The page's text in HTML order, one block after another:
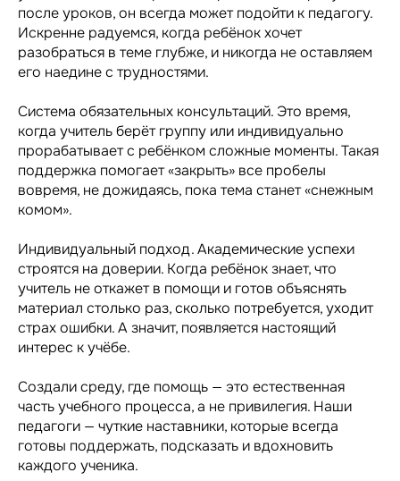
после уроков, он всегда может подойти к педагогу.
Искренне радуемся, когда ребёнок хочет
разобраться в теме глубже, и никогда не оставляем
его наедине с трудностями.
Система обязательных консультаций. Это время,
когда учитель берёт группу или индивидуально
прорабатывает с ребёнком сложные моменты. Такая
поддержка помогает «закрыть» все пробелы
вовремя, не дожидаясь, пока тема станет «снежным
комом».
Индивидуальный подход. Академические успехи
строятся на доверии. Когда ребёнок знает, что
учитель не откажет в помощи и готов объяснять
материал столько раз, сколько потребуется, уходит
страх ошибки. А значит, появляется настоящий
интерес к учёбе.
Создали среду, где помощь — это естественная
часть учебного процесса, а не привилегия. Наши
педагоги — чуткие наставники, которые всегда
готовы поддержать, подсказать и вдохновить
каждого ученика.